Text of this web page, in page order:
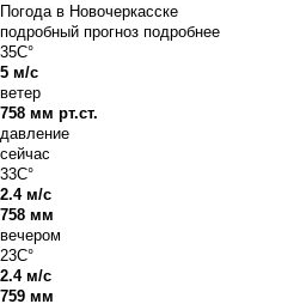
Погода в Новочеркасске
подробный прогноз подробнее
35C°
5 м/с
ветер
758 мм рт.ст.
давление
сейчас
33C°
2.4 м/с
758 мм
вечером
23C°
2.4 м/с
759 мм